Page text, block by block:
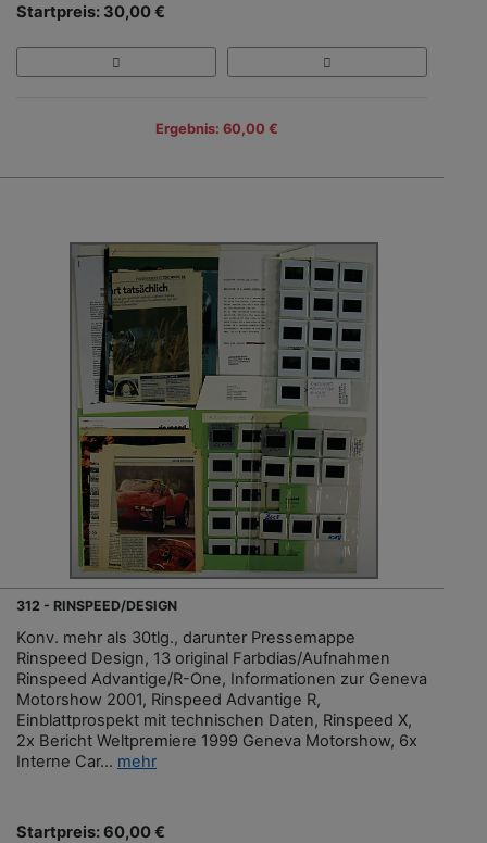
Startpreis: 30,00 €
Ergebnis: 60,00 €
312 - RINSPEED/DESIGN
Konv. mehr als 30tlg., darunter Pressemappe
Rinspeed Design, 13 original Farbdias/Aufnahmen
Rinspeed Advantige/R-One, Informationen zur Geneva
Motorshow 2001, Rinspeed Advantige R,
Einblattprospekt mit technischen Daten, Rinspeed X,
2x Bericht Weltpremiere 1999 Geneva Motorshow, 6x
Interne Car... mehr
Startpreis: 60,00 €